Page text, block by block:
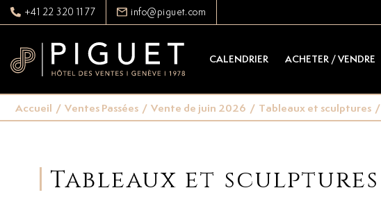
+41 22 320 11 77 info@piguet.com
CALENDRIER ACHETER / VENDRE
Accueil / Ventes Passées / Vente de juin 2026 / Tableaux et sculptures /
Tableaux et sculptures